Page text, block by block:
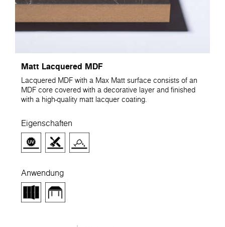
Matt Lacquered MDF
Lacquered MDF with a Max Matt surface consists of an
MDF core covered with a decorative layer and finished
with a high-quality matt lacquer coating.
Eigenschaften
Anwendung